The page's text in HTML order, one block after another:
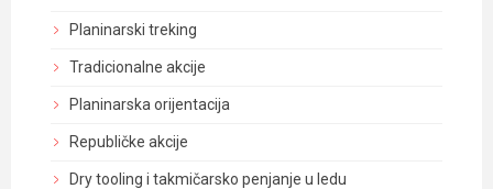
Planinarski treking
Tradicionalne akcije
Planinarska orijentacija
Republičke akcije
Dry tooling i takmičarsko penjanje u ledu